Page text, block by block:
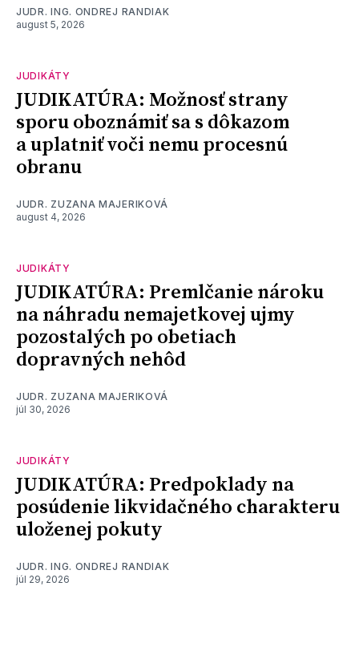
JUDR. ING. ONDREJ RANDIAK
august 5, 2026
JUDIKÁTY
JUDIKATÚRA: Možnosť strany
sporu oboznámiť sa s dôkazom
a uplatniť voči nemu procesnú
obranu
JUDR. ZUZANA MAJERIKOVÁ
august 4, 2026
JUDIKÁTY
JUDIKATÚRA: Premlčanie nároku
na náhradu nemajetkovej ujmy
pozostalých po obetiach
dopravných nehôd
JUDR. ZUZANA MAJERIKOVÁ
júl 30, 2026
JUDIKÁTY
JUDIKATÚRA: Predpoklady na
posúdenie likvidačného charakteru
uloženej pokuty
JUDR. ING. ONDREJ RANDIAK
júl 29, 2026